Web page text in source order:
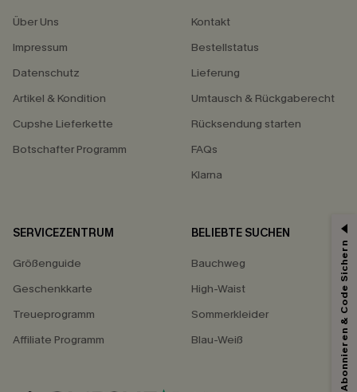
Über Uns
Impressum
Datenschutz
Artikel & Kondition
Cupshe Lieferkette
Botschafter Programm
Kontakt
Bestellstatus
Lieferung
Umtausch & Rückgaberecht
Rücksendung starten
FAQs
Klarna
SERVICEZENTRUM
Größenguide
Geschenkkarte
Treueprogramm
Affiliate Programm
BELIEBTE SUCHEN
Bauchweg
High-Waist
Sommerkleider
Blau-Weiß
Abonnieren & Code Sichern